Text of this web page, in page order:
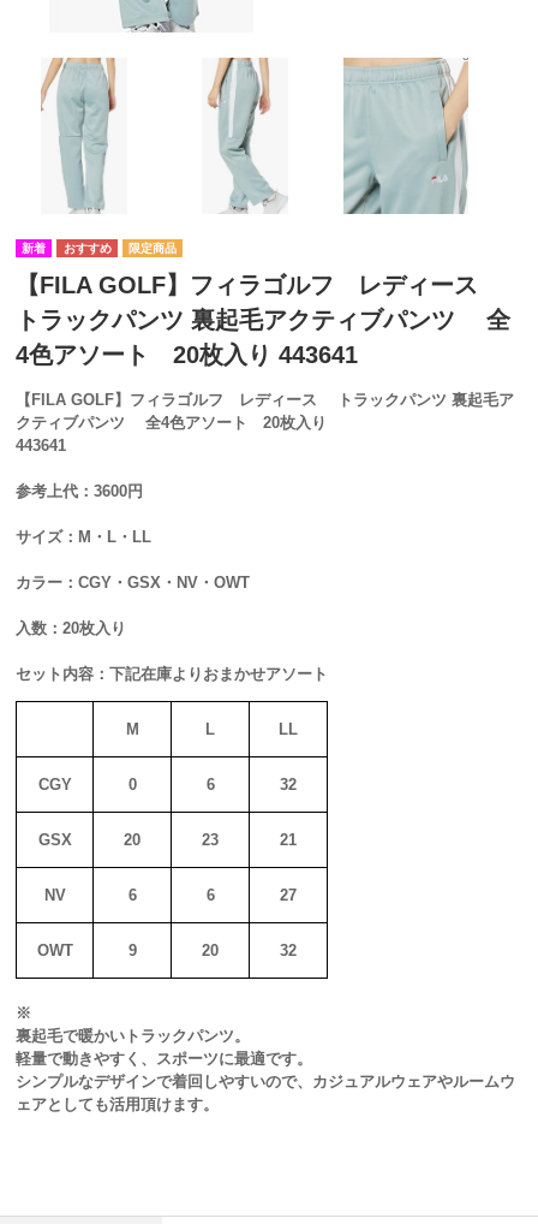
【FILA GOLF】フィラゴルフ レディース
トラックパンツ 裏起毛アクティブパンツ 全
4色アソート 20枚入り 443641
【FILA GOLF】フィラゴルフ レディース トラックパンツ 裏起毛ア
クティブパンツ 全4色アソート 20枚入り
443641
参考上代：3600円
サイズ：M・L・LL
カラー：CGY・GSX・NV・OWT
入数：20枚入り
セット内容：下記在庫よりおまかせアソート
M L LL
CGY 0 6 32
GSX 20 23 21
NV 6 6 27
OWT 9 20 32
※
裏起毛で暖かいトラックパンツ。
軽量で動きやすく、スポーツに最適です。
シンプルなデザインで着回しやすいので、カジュアルウェアやルームウ
ェアとしても活用頂けます。